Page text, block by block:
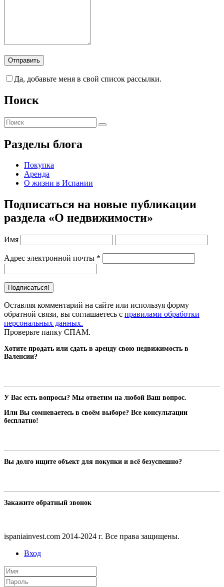
Да, добавьте меня в свой список рассылки.
Поиск
Разделы блога
Покупка
Аренда
О жизни в Испании
Подписаться на новые публикации
раздела «О недвижимости»
Имя
Адрес электронной почты *
Оставляя комментарий на сайте или используя форму
обратной связи, вы соглашаетесь с правилами обработки
персональных данных.
Проверьте папку СПАМ.
Хотите продать или сдать в аренду свою недвижимость в
Валенсии?
У Вас есть вопросы? Мы ответим на любой Ваш вопрос.
Или Вы сомневаетесь в своём выборе? Все консультации
бесплатно!
Вы долго ищите объект для покупки и всё безуспешно?
Закажите обратный звонок
ispaniainvest.com 2014-2024 г. Все права защищены.
Вход